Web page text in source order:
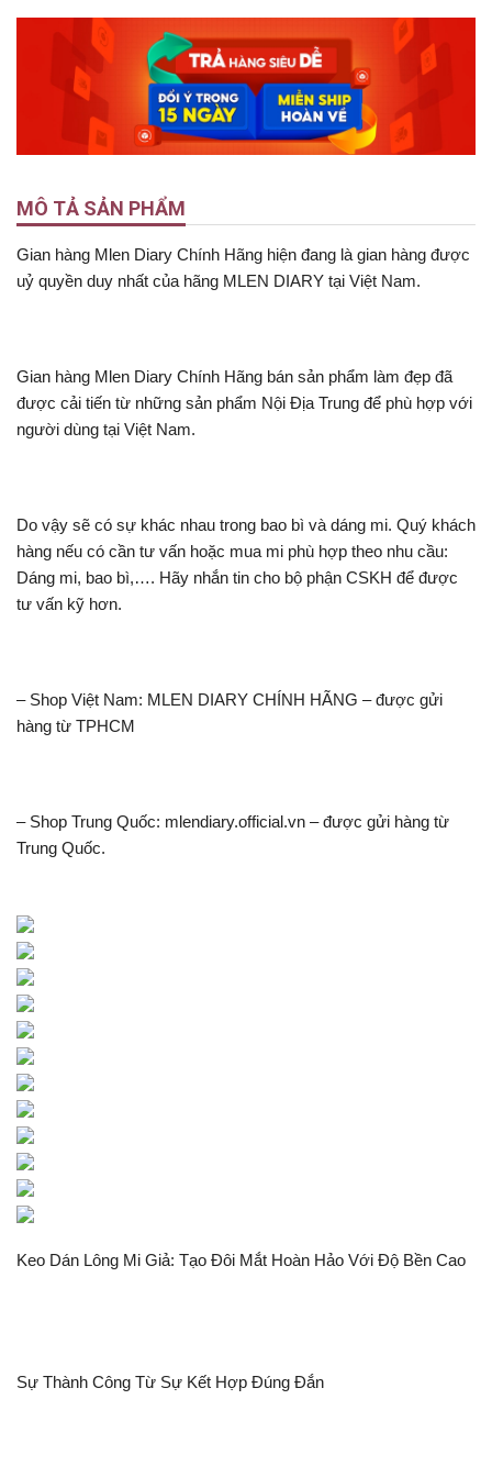
MÔ TẢ SẢN PHẨM
Gian hàng Mlen Diary Chính Hãng hiện đang là gian hàng được
uỷ quyền duy nhất của hãng MLEN DIARY tại Việt Nam.
Gian hàng Mlen Diary Chính Hãng bán sản phẩm làm đẹp đã
được cải tiến từ những sản phẩm Nội Địa Trung để phù hợp với
người dùng tại Việt Nam.
Do vậy sẽ có sự khác nhau trong bao bì và dáng mi. Quý khách
hàng nếu có cần tư vấn hoặc mua mi phù hợp theo nhu cầu:
Dáng mi, bao bì,…. Hãy nhắn tin cho bộ phận CSKH để được
tư vấn kỹ hơn.
– Shop Việt Nam: MLEN DIARY CHÍNH HÃNG – được gửi
hàng từ TPHCM
– Shop Trung Quốc: mlendiary.official.vn – được gửi hàng từ
Trung Quốc.
Keo Dán Lông Mi Giả: Tạo Đôi Mắt Hoàn Hảo Với Độ Bền Cao
Sự Thành Công Từ Sự Kết Hợp Đúng Đắn